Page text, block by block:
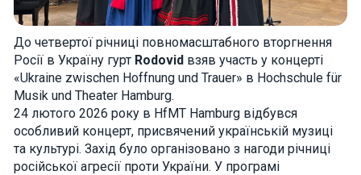
До четвертої річниці повномасштабного вторгнення
Росії в Україну гурт Rodovid взяв участь у концерті
«Ukraine zwischen Hoffnung und Trauer» в Hochschule für
Musik und Theater Hamburg.
24 лютого 2026 року в HfMT Hamburg відбувся
особливий концерт, присвячений українській музиці
та культурі. Захід було організовано з нагоди річниці
російської агресії проти України. У програмі
Statistics
In order for
us to
improve the
website's
functionality
structure,
based on
how the
website is
used.